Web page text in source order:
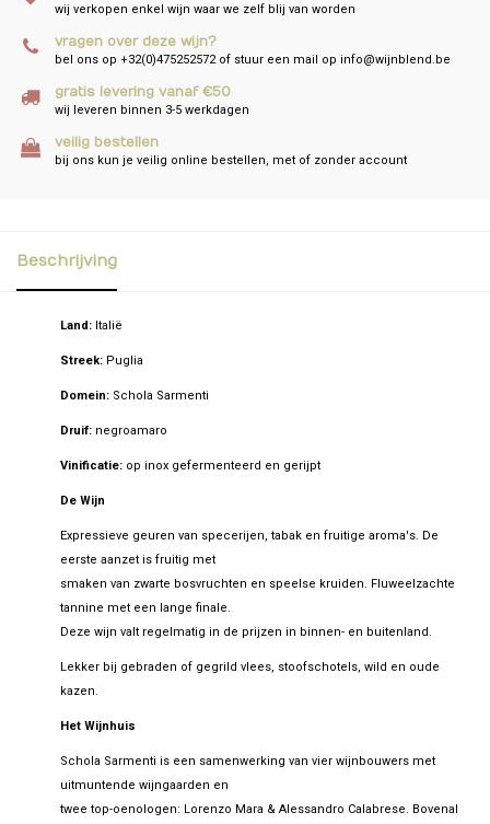
wij verkopen enkel wijn waar we zelf blij van worden
vragen over deze wijn?
bel ons op +32(0)475252572 of stuur een mail op info@wijnblend.be
gratis levering vanaf €50
wij leveren binnen 3-5 werkdagen
veilig bestellen
bij ons kun je veilig online bestellen, met of zonder account
Beschrijving
Land: Italië
Streek: Puglia
Domein: Schola Sarmenti
Druif: negroamaro
Vinificatie: op inox gefermenteerd en gerijpt
De Wijn
Expressieve geuren van specerijen, tabak en fruitige aroma's. De
eerste aanzet is fruitig met
smaken van zwarte bosvruchten en speelse kruiden. Fluweelzachte
tannine met een lange finale.
Deze wijn valt regelmatig in de prijzen in binnen- en buitenland.
Lekker bij gebraden of gegrild vlees, stoofschotels, wild en oude
kazen.
Het Wijnhuis
Schola Sarmenti is een samenwerking van vier wijnbouwers met
uitmuntende wijngaarden en
twee top-oenologen: Lorenzo Mara & Alessandro Calabrese. Bovenal